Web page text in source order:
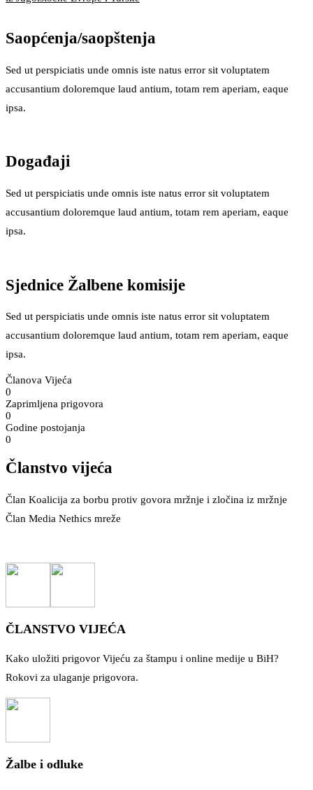
Saopćenja/saopštenja
Sed ut perspiciatis unde omnis iste natus error sit voluptatem
accusantium doloremque laud antium, totam rem aperiam, eaque
ipsa.
Događaji
Sed ut perspiciatis unde omnis iste natus error sit voluptatem
accusantium doloremque laud antium, totam rem aperiam, eaque
ipsa.
Sjednice Žalbene komisije
Sed ut perspiciatis unde omnis iste natus error sit voluptatem
accusantium doloremque laud antium, totam rem aperiam, eaque
ipsa.
Članova Vijeća
0
Zaprimljena prigovora
0
Godine postojanja
0
Članstvo vijeća
Član Koalicija za borbu protiv govora mržnje i zločina iz mržnje
Član Media Nethics mreže
ČLANSTVO VIJEĆA
Kako uložiti prigovor Vijeću za štampu i online medije u BiH?
Rokovi za ulaganje prigovora.
Žalbe i odluke